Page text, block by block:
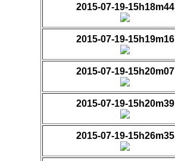
2015-07-19-15h18m44
2015-07-19-15h19m16
2015-07-19-15h20m07
2015-07-19-15h20m39
2015-07-19-15h26m35